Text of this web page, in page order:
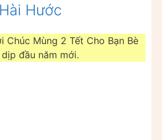
Hài Hước
Chúc Mùng 2 Tết Cho Bạn Bè
đầu năm mới.